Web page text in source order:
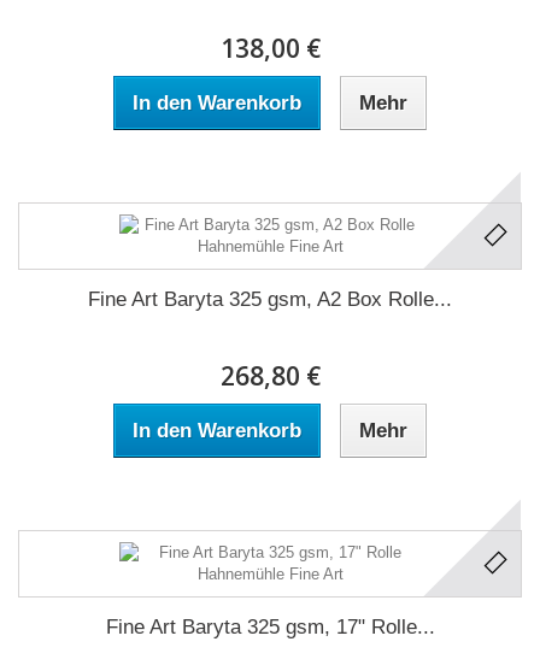
138,00 €
In den Warenkorb Mehr
Fine Art Baryta 325 gsm, A2 Box Rolle...
268,80 €
In den Warenkorb Mehr
Fine Art Baryta 325 gsm, 17" Rolle...